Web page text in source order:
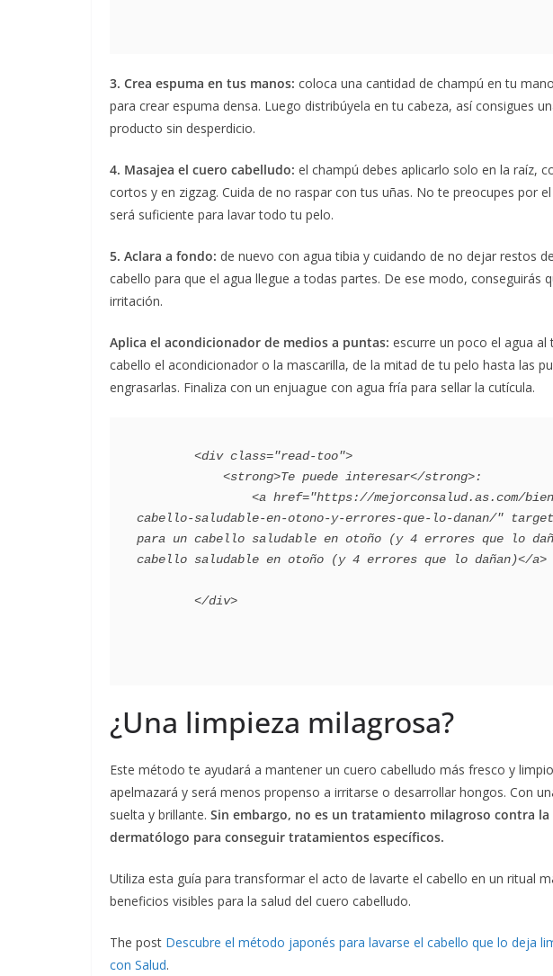
3. Crea espuma en tus manos: coloca una cantidad de champú en tu
para crear espuma densa. Luego distribúyela en tu cabeza, así consigues
producto sin desperdicio.
4. Masajea el cuero cabelludo: el champú debes aplicarlo solo en la raíz,
cortos y en zigzag. Cuida de no raspar con tus uñas. No te preocupes por
será suficiente para lavar todo tu pelo.
5. Aclara a fondo: de nuevo con agua tibia y cuidando de no dejar restos
cabello para que el agua llegue a todas partes. De ese modo, conseguirás
irritación.
Aplica el acondicionador de medios a puntas: escurre un poco el agua
cabello el acondicionador o la mascarilla, de la mitad de tu pelo hasta las
engrasarlas. Finaliza con un enjuague con agua fría para sellar la cutícula.
cabello-saludable-en-otono-y-errores-que-lo-danan/"
para un cabello saludable en otoño (y 4 errores que lo
cabello saludable en otoño (y 4 errores que lo dañan)</a>
¿Una limpieza milagrosa?
Este método te ayudará a mantener un cuero cabelludo más fresco y
apelmazará y será menos propenso a irritarse o desarrollar hongos. Con
suelta y brillante. Sin embargo, no es un tratamiento milagroso contra
dermatólogo para conseguir tratamientos específicos.
Utiliza esta guía para transformar el acto de lavarte el cabello en un ritual
beneficios visibles para la salud del cuero cabelludo.
The post Descubre el método japonés para lavarse el cabello que lo deja
con Salud.